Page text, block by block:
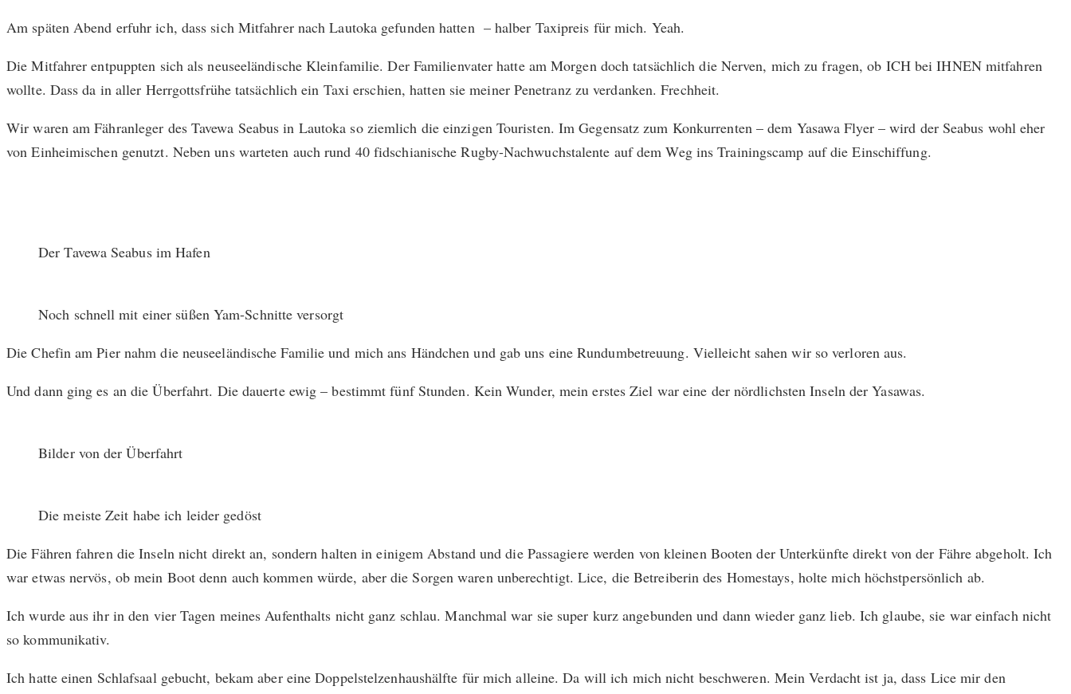
Am späten Abend erfuhr ich, dass sich Mitfahrer nach Lautoka gefunden hatten – halber Taxipreis für mich. Yeah.
Die Mitfahrer entpuppten sich als neuseeländische Kleinfamilie. Der Familienvater hatte am Morgen doch tatsächlich die Nerven, mich zu fragen, ob ICH bei IHNEN mitfahren
wollte. Dass da in aller Herrgottsfrühe tatsächlich ein Taxi erschien, hatten sie meiner Penetranz zu verdanken. Frechheit.
Wir waren am Fähranleger des Tavewa Seabus in Lautoka so ziemlich die einzigen Touristen. Im Gegensatz zum Konkurrenten – dem Yasawa Flyer – wird der Seabus wohl eher
von Einheimischen genutzt. Neben uns warteten auch rund 40 fidschianische Rugby-Nachwuchstalente auf dem Weg ins Trainingscamp auf die Einschiffung.
Der Tavewa Seabus im Hafen
Noch schnell mit einer süßen Yam-Schnitte versorgt
Die Chefin am Pier nahm die neuseeländische Familie und mich ans Händchen und gab uns eine Rundumbetreuung. Vielleicht sahen wir so verloren aus.
Und dann ging es an die Überfahrt. Die dauerte ewig – bestimmt fünf Stunden. Kein Wunder, mein erstes Ziel war eine der nördlichsten Inseln der Yasawas.
Bilder von der Überfahrt
Die meiste Zeit habe ich leider gedöst
Die Fähren fahren die Inseln nicht direkt an, sondern halten in einigem Abstand und die Passagiere werden von kleinen Booten der Unterkünfte direkt von der Fähre abgeholt. Ich
war etwas nervös, ob mein Boot denn auch kommen würde, aber die Sorgen waren unberechtigt. Lice, die Betreiberin des Homestays, holte mich höchstpersönlich ab.
Ich wurde aus ihr in den vier Tagen meines Aufenthalts nicht ganz schlau. Manchmal war sie super kurz angebunden und dann wieder ganz lieb. Ich glaube, sie war einfach nicht
so kommunikativ.
Ich hatte einen Schlafsaal gebucht, bekam aber eine Doppelstelzenhaushälfte für mich alleine. Da will ich mich nicht beschweren. Mein Verdacht ist ja, dass Lice mir den